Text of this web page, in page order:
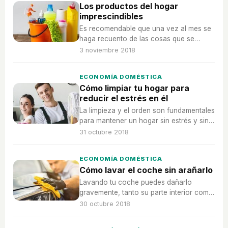
Los productos del hogar
imprescindibles
Es recomendable que una vez al mes se
haga recuento de las cosas que se
tienen y de las que no para que nunca
3 noviembre 2018
ECONOMÍA DOMÉSTICA
Cómo limpiar tu hogar para
reducir el estrés en él
La limpieza y el orden son fundamentales
para mantener un hogar sin estrés y sin
sentimientos negativos.
31 octubre 2018
ECONOMÍA DOMÉSTICA
Cómo lavar el coche sin arañarlo
Lavando tu coche puedes dañarlo
gravemente, tanto su parte interior como
la parte exterior y mas visible de tu
30 octubre 2018